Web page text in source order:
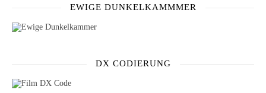
EWIGE DUNKELKAMMMER
DX CODIERUNG